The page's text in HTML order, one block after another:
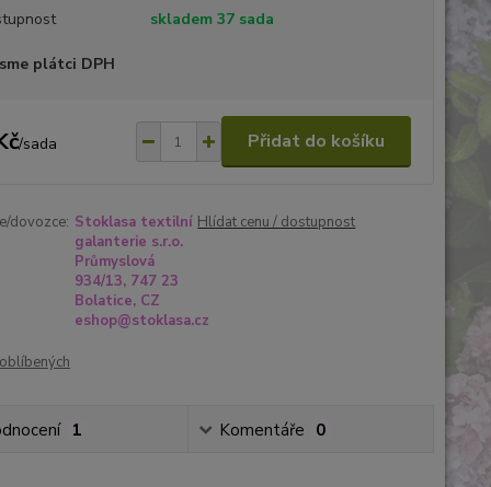
skladem 37 sada
plátci DPH
/sada Přidat do košíku
dovozce: Stoklasa textilní
galanterie s.r.o.
Průmyslová
934/13, 747 23
Bolatice, CZ
eshop@stoklasa.cz
Hlídat cenu / dostupnost
1 Komentáře 0